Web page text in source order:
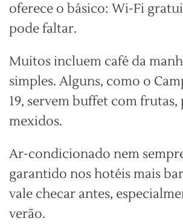
oferece o básico: Wi-Fi
pode faltar.
Muitos incluem café da
simples. Alguns, como o
19, servem buffet com frutas,
mexidos.
Ar-condicionado nem
garantido nos hotéis mais
vale checar antes,
verão.